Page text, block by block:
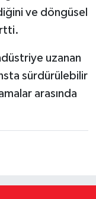
ve döngüsel
uzanan
sürdürülebilir
arasında